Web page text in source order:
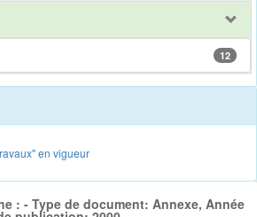
12
en vigueur
: - Type de document: Annexe, Année